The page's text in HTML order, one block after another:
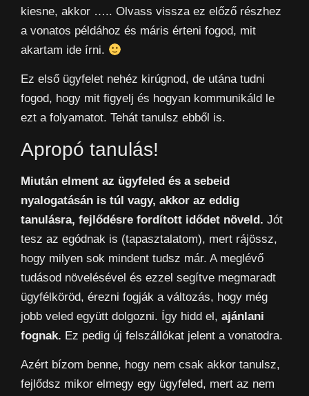
kiesne, akkor ….. Olvass vissza ez előző részhez
a vonatos példához és máris érteni fogod, mit
akartam ide írni.
Ez első ügyfelet nehéz kirúgnod, de utána tudni
fogod, hogy mit figyelj és hogyan kommunikáld le
ezt a folyamatot. Tehát tanulsz ebből is.
Apropó tanulás!
Miután elment az ügyfeled és a sebeid
nyalogatásán is túl vagy, akkor az eddig
tanulásra, fejlődésre fordított idődet növeld. Jót
tesz az egódnak is (tapasztalatom), mert rájössz,
hogy milyen sok mindent tudsz már. A meglévő
tudásod növelésével és ezzel segítve megmaradt
ügyfélköröd, érezni fogják a változás, hogy még
jobb veled együtt dolgozni. Így hidd el, ajánlani
fognak. Ez pedig új felszállókat jelent a vonatodra.
Azért bízom benne, hogy nem csak akkor tanulsz,
fejlődsz mikor elmegy egy ügyfeled, mert az nem